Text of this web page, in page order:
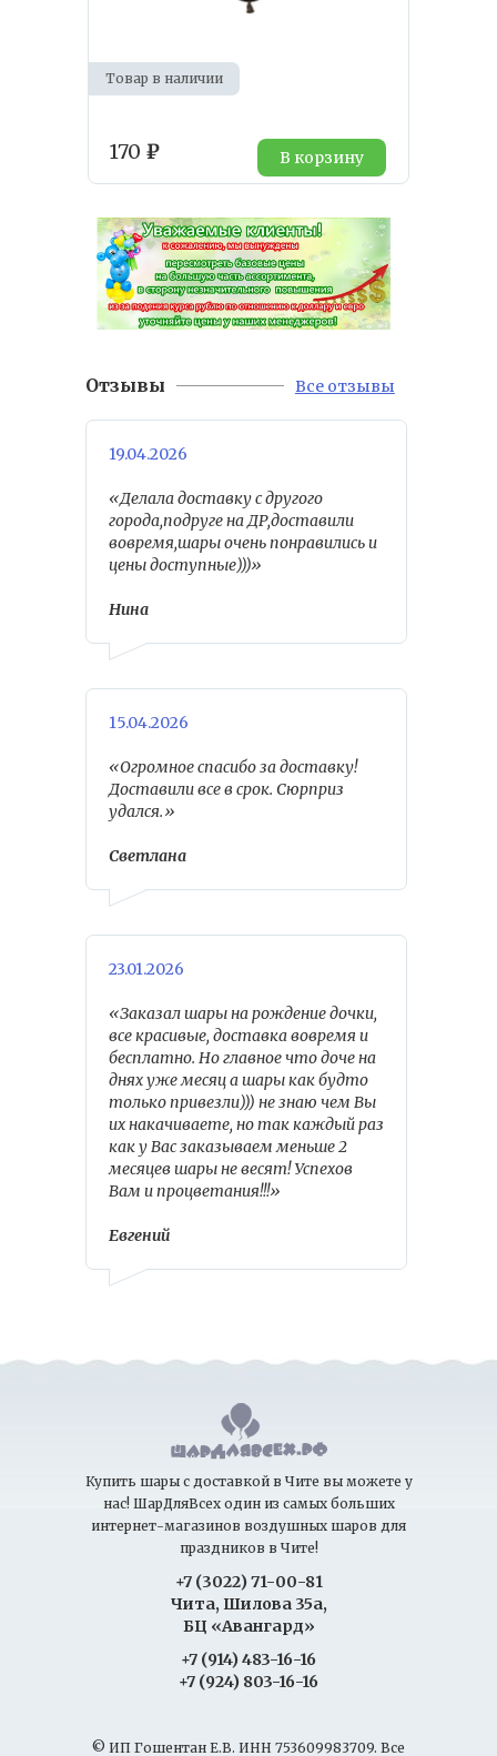
Отзывы Все отзывы
19.04.2026
«Делала доставку с другого
города,подруге на ДР,доставили
вовремя,шары очень понравились и
цены доступные)))»
Нина
15.04.2026
«Огромное спасибо за доставку!
Доставили все в срок. Сюрприз
удался.»
Светлана
23.01.2026
«Заказал шары на рождение дочки,
все красивые, доставка вовремя и
бесплатно. Но главное что доче на
днях уже месяц а шары как будто
только привезли))) не знаю чем Вы
их накачиваете, но так каждый раз
как у Вас заказываем меньше 2
месяцев шары не весят! Успехов
Вам и процветания!!!»
Евгений
Товар в наличии
170 ₽ В корзину
Купить шары с доставкой в Чите вы можете у
нас! ШарДляВсех один из самых больших
интернет-магазинов воздушных шаров для
праздников в Чите!
+7 (3022) 71-00-81
Чита, Шилова 35а,
БЦ «Авангард»
+7 (914) 483-16-16
+7 (924) 803-16-16
© ИП Гошентан Е.В. ИНН 753609983709. Все